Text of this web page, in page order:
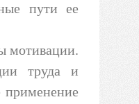
пути ее
мотивации.
труда и
применение